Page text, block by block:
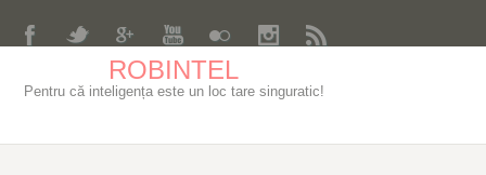
ROBINTEL
Pentru că inteligența este un loc tare singuratic!